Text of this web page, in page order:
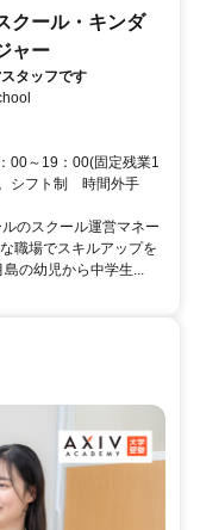
クール・キンダ
ャー
タッフです
00～19：00(固定残業1
シフト制 時間外手
のスクール運営マネー
職場でスキルアップを
の幼児から中学生...